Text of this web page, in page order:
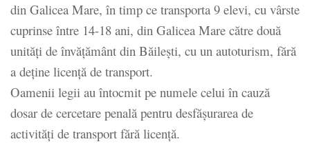
din Galicea Mare, în timp ce transporta 9 elevi, cu vârste
cuprinse între 14-18 ani, din Galicea Mare către două
unităţi de învăţământ din Băileşti, cu un autoturism, fără
a deţine licenţă de transport.
Oamenii legii au întocmit pe numele celui în cauză
dosar de cercetare penală pentru desfăşurarea de
activităţi de transport fără licenţă.